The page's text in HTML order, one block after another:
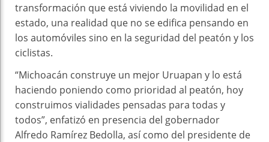
transformación que está viviendo la movilidad en el
estado, una realidad que no se edifica pensando en
los automóviles sino en la seguridad del peatón y los
ciclistas.
“Michoacán construye un mejor Uruapan y lo está
haciendo poniendo como prioridad al peatón, hoy
construimos vialidades pensadas para todas y
todos”, enfatizó en presencia del gobernador
Alfredo Ramírez Bedolla, así como del presidente de